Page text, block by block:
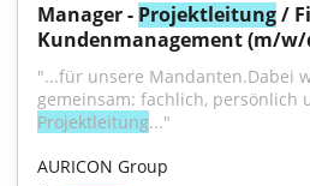
Manager - Projektleitung /
Kundenmanagement (m/w/
"...für unsere Mandanten.Dabei
Projektleitung..."
AURICON Group